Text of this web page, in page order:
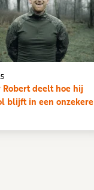
deelt hoe hij
blijft in een onzekere